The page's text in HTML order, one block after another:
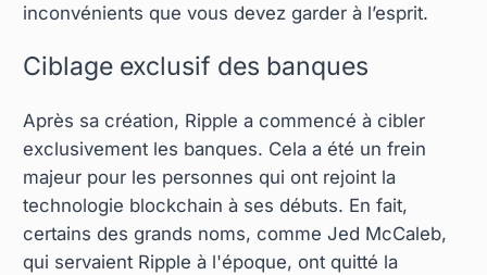
inconvénients que vous devez garder à l’esprit.
Ciblage exclusif des banques
Après sa création, Ripple a commencé à cibler
exclusivement les banques. Cela a été un frein
majeur pour les personnes qui ont rejoint la
technologie blockchain à ses débuts. En fait,
certains des grands noms, comme Jed McCaleb,
qui servaient Ripple à l'époque, ont quitté la